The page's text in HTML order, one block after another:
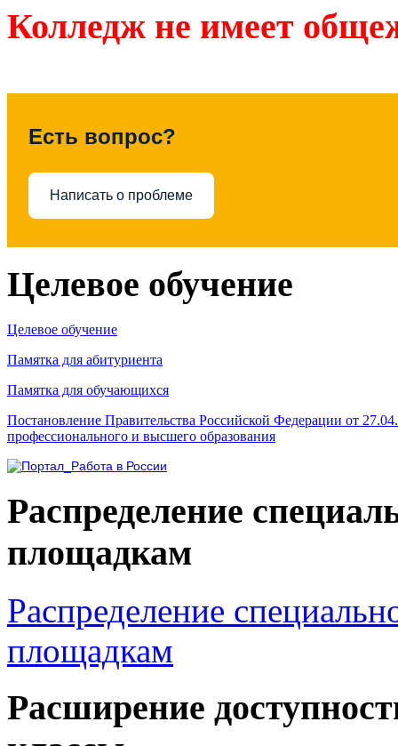
Колледж не имеет
Есть вопрос?
Написать о проблеме
Целевое обучение
Целевое обучение
Памятка для абитуриента
Памятка для обучающихся
Постановление Правительства Российской Федерации от
профессионального и высшего образования
Распределение
площадкам
Распределение
площадкам
Расширение